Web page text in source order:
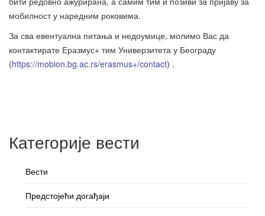
мобилност у наредним роковима.
За сва евентуална питања и недоумице, молимо Вас да
контактирате Еразмус+ тим Универзитета у Београду
(https://mobion.bg.ac.rs/erasmus+/contact) .
Категорије вести
Вести
Предстојећи догађаји